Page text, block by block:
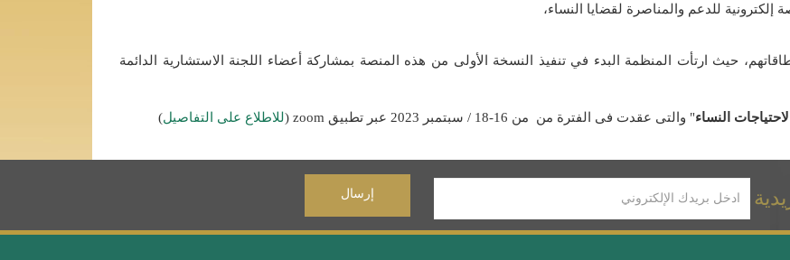
للدعم والمناصرة لقضايا النساء،
طاقاتهم، حيث ارتأت المنظمة البدء في تنفيذ النسخة الأولى من هذه المنصة بمشاركة أعضاء اللجنة الاستشارية الدائمة
النساء" والتى عقدت فى الفترة من من 16-18 / سبتمبر 2023 عبر تطبيق zoom ( للاطلاع على التفاصيل)